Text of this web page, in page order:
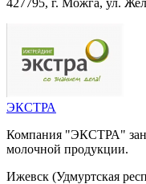
ЭКСТРА
Компания "ЭКСТРА"
молочной продукции.
Ижевск (Удмуртская